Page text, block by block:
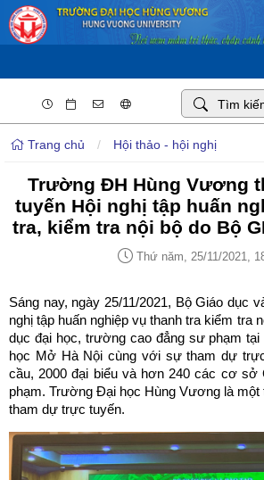
Trang chủ / Hội thảo - hội nghị
Trường ĐH Hùng Vương
tuyến Hội nghị tập huấn
tra, kiểm tra nội bộ do Bộ
Thứ năm, 25/11/2021,
Sáng nay, ngày 25/11/2021, Bộ Giáo dục
nghị tập huấn nghiệp vụ thanh tra kiểm tra
dục đại học, trường cao đẳng sư phạm
học Mở Hà Nội cùng với sự tham dự
cầu, 2000 đại biểu và hơn 240 các cơ
phạm. Trường Đại học Hùng Vương là một
tham dự trực tuyến.